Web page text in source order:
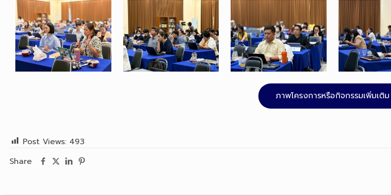
ภาพโครงการหรือกิจกรรมเพิ่มเติม
Post Views: 493
Share